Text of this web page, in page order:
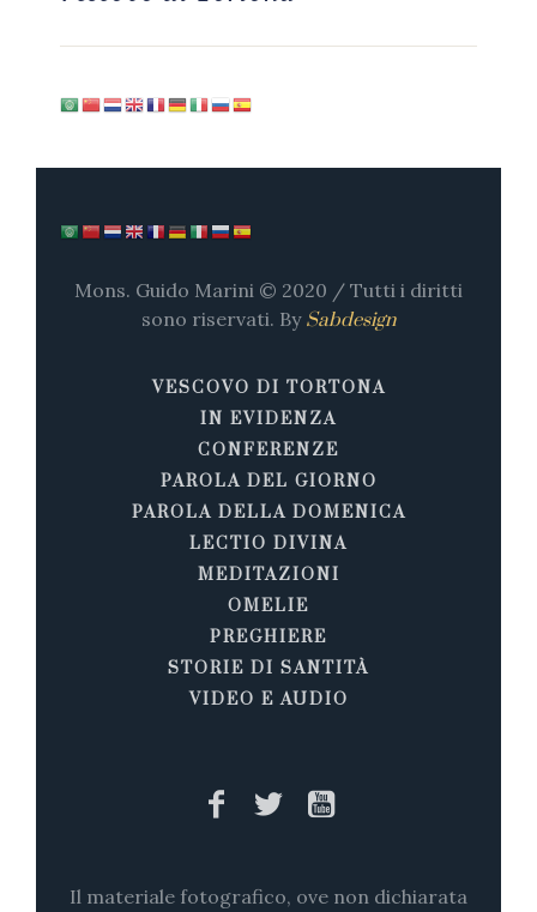
Mons. Guido Marini © 2020 / Tutti i diritti
sono riservati. By Sabdesign
VESCOVO DI TORTONA
IN EVIDENZA
CONFERENZE
PAROLA DEL GIORNO
PAROLA DELLA DOMENICA
LECTIO DIVINA
MEDITAZIONI
OMELIE
PREGHIERE
STORIE DI SANTITÀ
VIDEO E AUDIO
Il materiale fotografico, ove non dichiarata